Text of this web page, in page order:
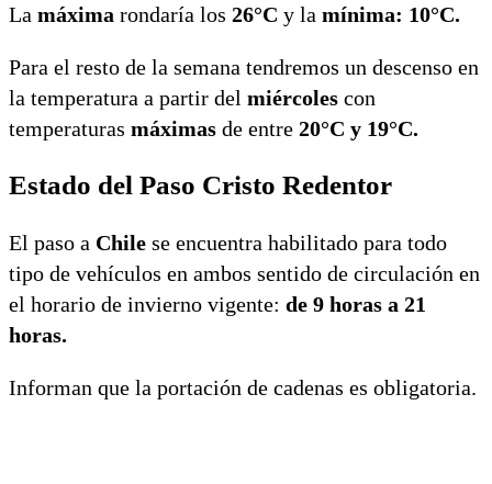
La máxima rondaría los 26°C y la mínima: 10°C.
Para el resto de la semana tendremos un descenso en
la temperatura a partir del miércoles con
temperaturas máximas de entre 20°C y 19°C.
Estado del Paso Cristo Redentor
El paso a Chile se encuentra habilitado para todo
tipo de vehículos en ambos sentido de circulación en
el horario de invierno vigente: de 9 horas a 21
horas.
Informan que la portación de cadenas es obligatoria.